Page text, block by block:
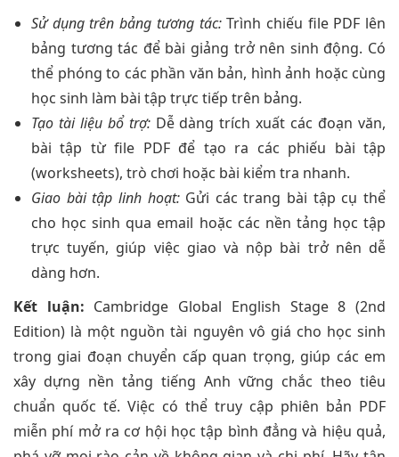
Sử dụng trên bảng tương tác:Trình chiếu file PDF lên
bảng tương tác để bài giảng trở nên sinh động. Có
thể phóng to các phần văn bản, hình ảnh hoặc cùng
học sinh làm bài tập trực tiếp trên bảng.
Tạo tài liệu bổ trợ:Dễ dàng trích xuất các đoạn văn,
bài tập từ file PDF để tạo ra các phiếu bài tập
(worksheets), trò chơi hoặc bài kiểm tra nhanh.
Giao bài tập linh hoạt:Gửi các trang bài tập cụ thể
cho học sinh qua email hoặc các nền tảng học tập
trực tuyến, giúp việc giao và nộp bài trở nên dễ
dàng hơn.
Kết luận: Cambridge Global English Stage 8 (2nd
Edition) là một nguồn tài nguyên vô giá cho học sinh
trong giai đoạn chuyển cấp quan trọng, giúp các em
xây dựng nền tảng tiếng Anh vững chắc theo tiêu
chuẩn quốc tế. Việc có thể truy cập phiên bản PDF
miễn phí mở ra cơ hội học tập bình đẳng và hiệu quả,